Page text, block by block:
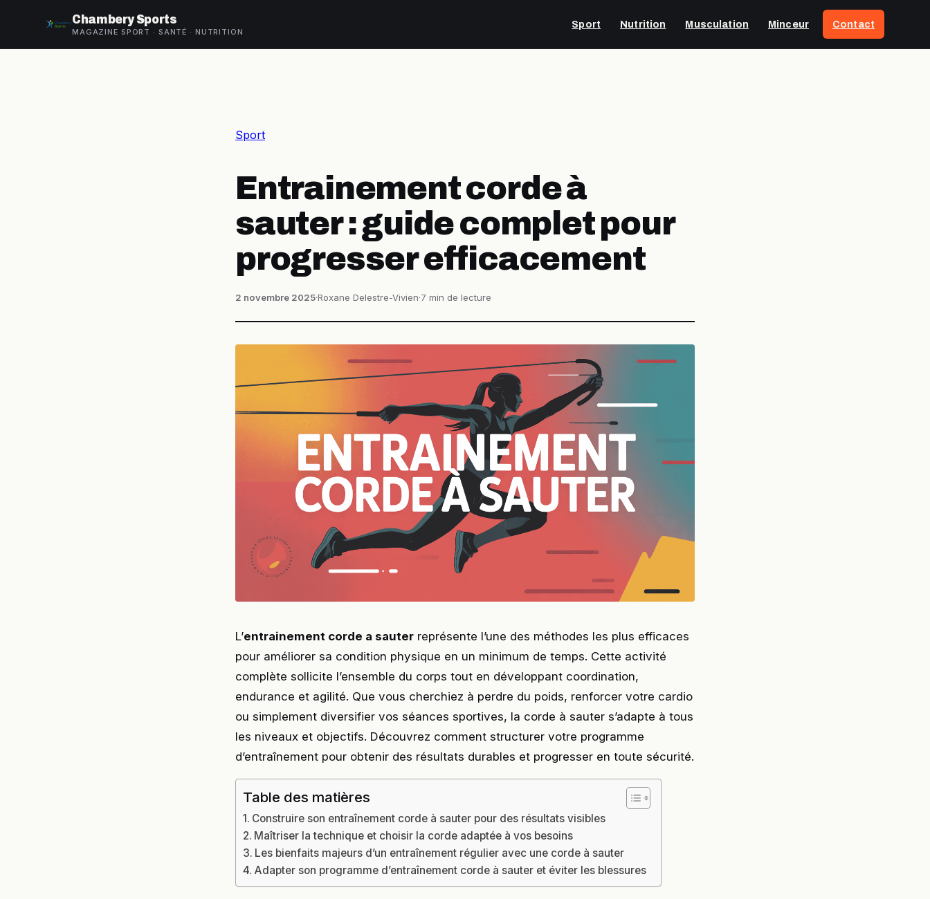
Chambery Sports
MAGAZINE SPORT · SANTÉ · NUTRITION
Sport Nutrition Musculation Minceur Contact
Sport
Entrainement corde à
sauter : guide complet pour
progresser efficacement
2 novembre 2025·Roxane Delestre-Vivien·7 min de lecture
L’entrainement corde a sauter représente l’une des méthodes les plus efficaces
pour améliorer sa condition physique en un minimum de temps. Cette activité
complète sollicite l’ensemble du corps tout en développant coordination,
endurance et agilité. Que vous cherchiez à perdre du poids, renforcer votre cardio
ou simplement diversifier vos séances sportives, la corde à sauter s’adapte à tous
les niveaux et objectifs. Découvrez comment structurer votre programme
d’entraînement pour obtenir des résultats durables et progresser en toute sécurité.
Table des matières
Construire son entraînement corde à sauter pour des résultats visibles
Maîtriser la technique et choisir la corde adaptée à vos besoins
Les bienfaits majeurs d’un entraînement régulier avec une corde à sauter
Adapter son programme d’entraînement corde à sauter et éviter les blessures